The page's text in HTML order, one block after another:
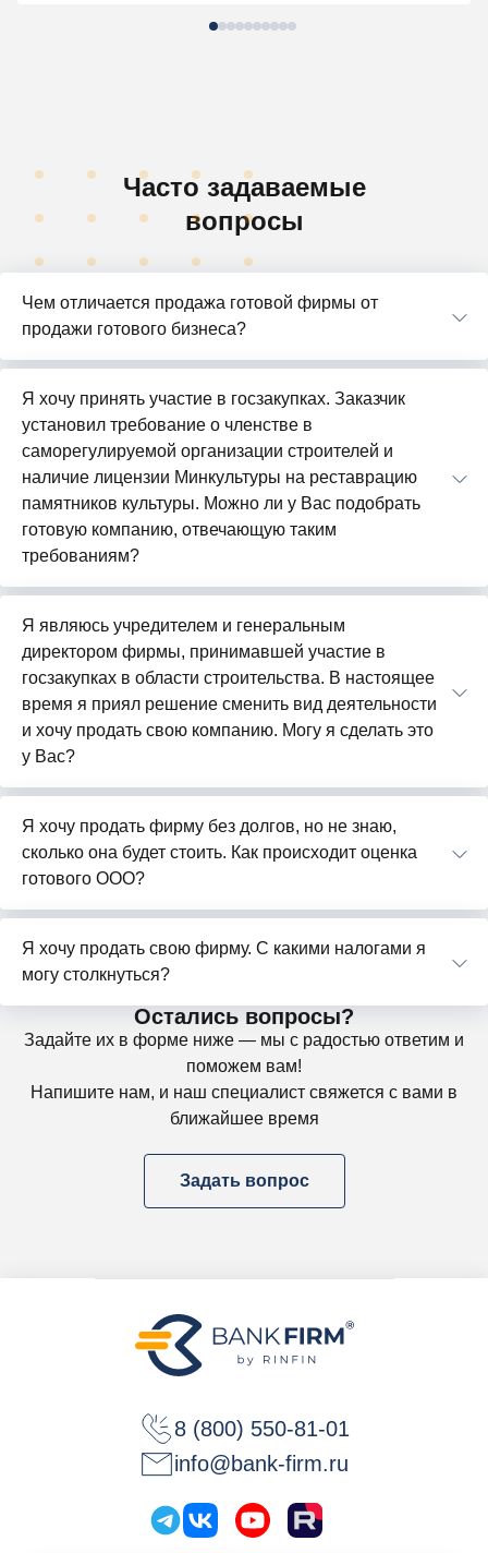
Часто задаваемые
вопросы
Чем отличается продажа готовой фирмы от
продажи готового бизнеса?
Я хочу принять участие в госзакупках. Заказчик
установил требование о членстве в
саморегулируемой организации строителей и
наличие лицензии Минкультуры на реставрацию
памятников культуры. Можно ли у Вас подобрать
готовую компанию, отвечающую таким
требованиям?
Я являюсь учредителем и генеральным
директором фирмы, принимавшей участие в
госзакупках в области строительства. В настоящее
время я приял решение сменить вид деятельности
и хочу продать свою компанию. Могу я сделать это
у Вас?
Я хочу продать фирму без долгов, но не знаю,
сколько она будет стоить. Как происходит оценка
готового ООО?
Я хочу продать свою фирму. С какими налогами я
могу столкнуться?
Остались вопросы?
Задайте их в форме ниже — мы с радостью ответим и
поможем вам!
Напишите нам, и наш специалист свяжется с вами в
ближайшее время
Задать вопрос
8 (800) 550-81-01
info@bank-firm.ru